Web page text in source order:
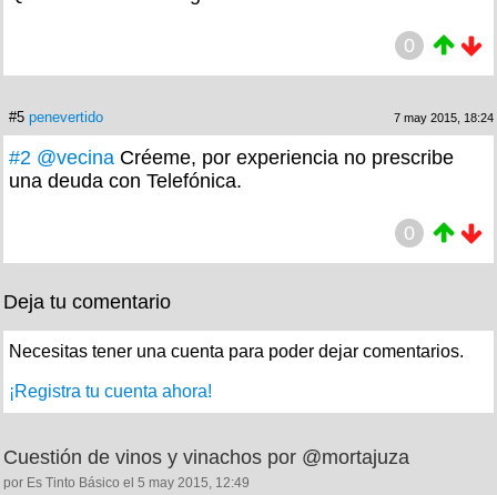
0
#5 penevertido 7 may 2015, 18:24
#2 @vecina Créeme, por experiencia no prescribe
una deuda con Telefónica.
0
Deja tu comentario
Necesitas tener una cuenta para poder dejar comentarios.
¡Registra tu cuenta ahora!
Cuestión de vinos y vinachos por @mortajuza
por Es Tinto Básico el 5 may 2015, 12:49